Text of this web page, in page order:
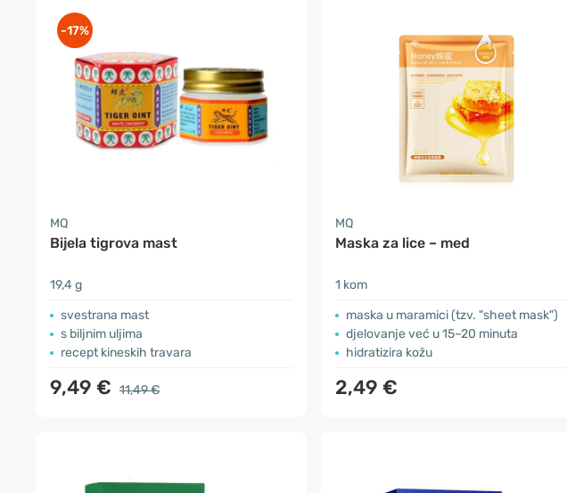
-17%
MQ
Bijela tigrova mast
19,4 g
svestrana mast
s biljnim uljima
recept kineskih travara
9,49 € 11,49 €
MQ
Maska za lice – med
1 kom
maska u maramici (tzv. "sheet mask")
djelovanje već u 15–20 minuta
hidratizira kožu
2,49 €